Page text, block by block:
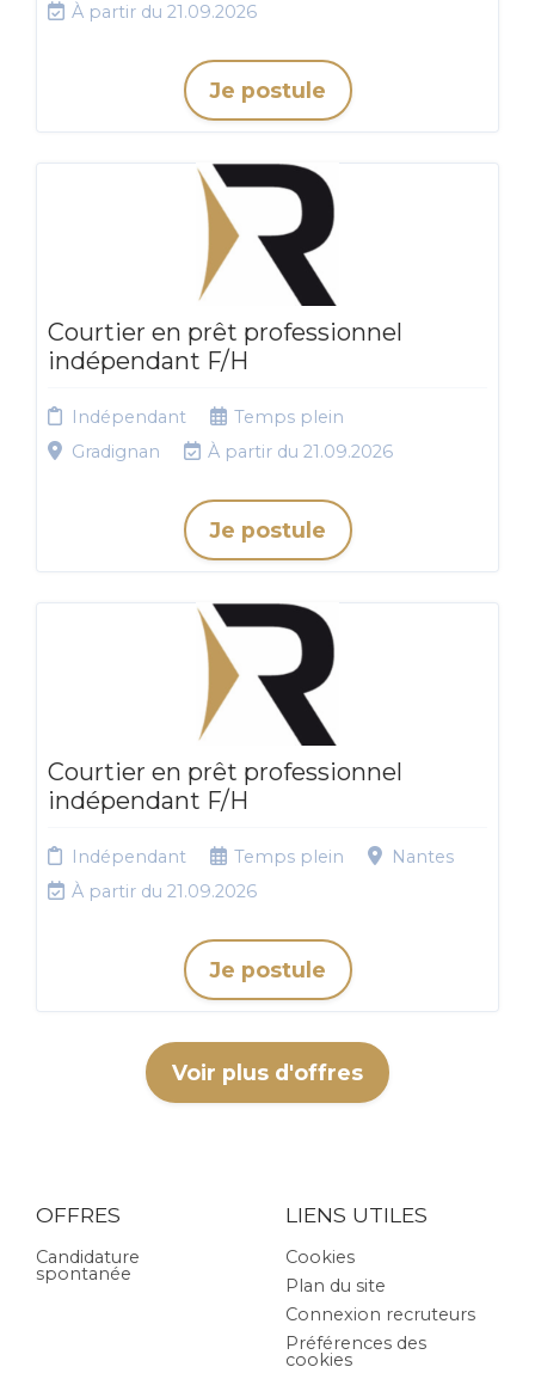
À partir du 21.09.2026
Je postule
Courtier en prêt professionnel
indépendant F/H
Indépendant
Temps plein
Gradignan
À partir du 21.09.2026
Je postule
Courtier en prêt professionnel
indépendant F/H
Indépendant Temps plein
Nantes
À partir du 21.09.2026
Je postule
Voir plus d'offres
OFFRES
Candidature
spontanée
LIENS UTILES
Cookies
Plan du site
Connexion recruteurs
Préférences des
cookies